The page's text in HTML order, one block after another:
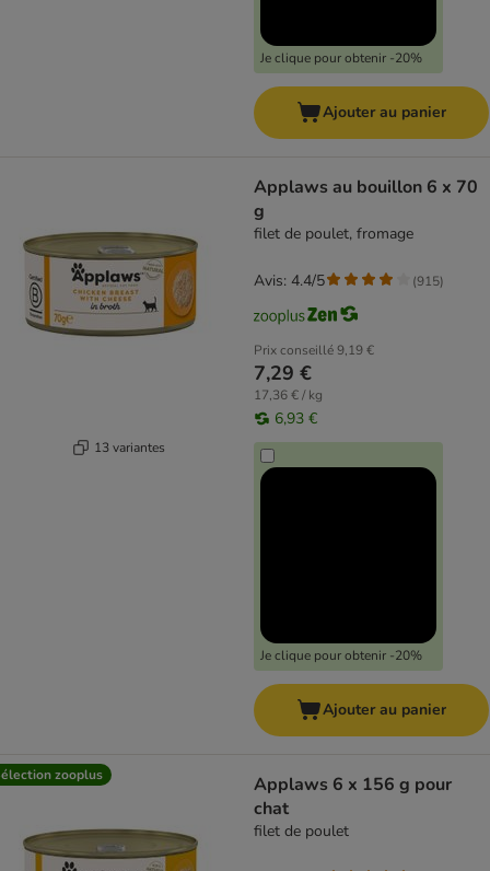
Je clique pour obtenir -20%
Ajouter au panier
13 variantes
Applaws au bouillon 6 x 70
g
filet de poulet, fromage
Prix conseillé9,19 €
7,29 €
17,36 € / kg
6,93 €
Je clique pour obtenir -20%
Avis: 4.4/5 (915)
Ajouter au panier
zooplus
Applaws 6 x 156 g pour
chat
filet de poulet